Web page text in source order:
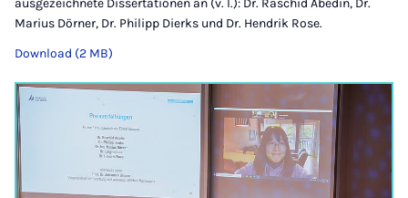
Marius Dörner, Dr. Philipp Dierks und Dr. Hendrik Rose.
Download (2 MB)